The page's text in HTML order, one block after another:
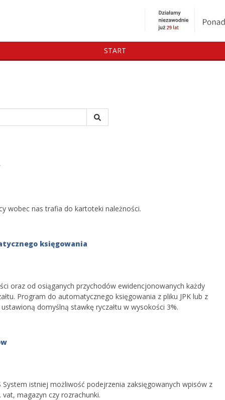
START
wobec nas trafia do kartoteki należności.
księgowania
oraz od osiąganych przychodów ewidencjonowanych każdy
Program do automatycznego księgowania z pliku JPK lub z
domyślną stawkę ryczałtu w wysokości 3%.
System istniej możliwość podejrzenia zaksięgowanych wpisów z
magazyn czy rozrachunki.